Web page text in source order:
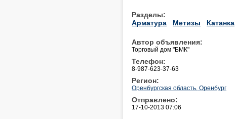
Разделы:
Арматура
Метизы Катанка
Автор объявления:
Торговый дом "БМК"
Телефон:
8-987-623-37-63
Регион:
Оренбургская область, Оренбург
Отправлено:
17-10-2013 07:06